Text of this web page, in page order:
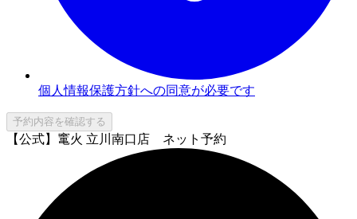
個人情報保護方針への同意が必要です
予約内容を確認する
【公式】竃火 立川南口店 ネット予約